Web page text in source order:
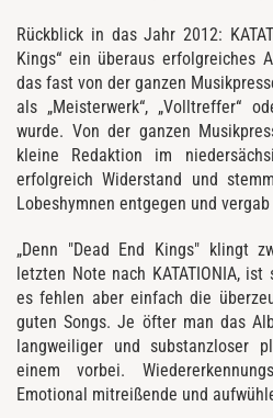
Rückblick in das Jahr 2012:
Kings“ ein überaus erfolgreiches
das fast von der ganzen
als „Meisterwerk“, „Volltreffer“
wurde. Von der ganzen
kleine Redaktion im
erfolgreich Widerstand und
Lobeshymnen entgegen und
„Denn "Dead End Kings" klingt
letzten Note nach KATATIONIA,
es fehlen aber einfach die
guten Songs. Je öfter man das
langweiliger und substanzloser
einem vorbei.
Emotional mitreißende und